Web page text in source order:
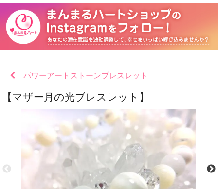
パワーアートストーンブレスレット
【マザー月の光ブレスレット】